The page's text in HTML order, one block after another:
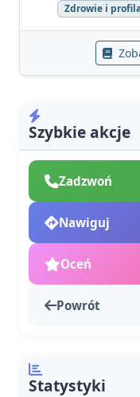
Zdrowie i
Szybkie akcje
Zadzwoń
Nawiguj
Oceń
Powrót
Statystyki